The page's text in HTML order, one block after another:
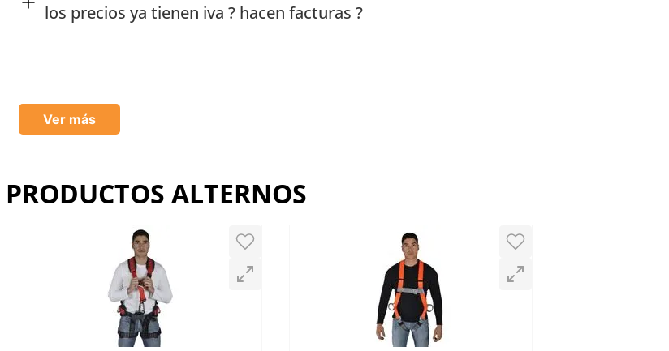
Enviar comentario
los precios ya tienen iva ? hacen facturas ?
Ver más
PRODUCTOS ALTERNOS